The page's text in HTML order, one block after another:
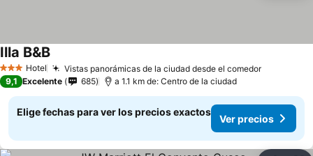
3 Estrellas
Hotel Vistas panorámicas de la ciudad desde el comedor
Illa B&B
9,1 Excelente 685 a 1.1 km de: Centro de la ciudad
Elige fechas para ver los precios exactos
Ver precios